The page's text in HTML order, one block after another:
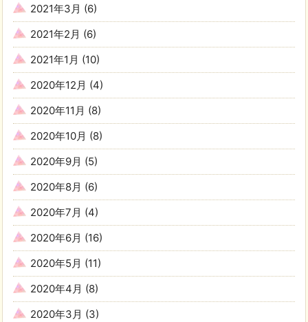
2021年3月 (6)
2021年2月 (6)
2021年1月 (10)
2020年12月 (4)
2020年11月 (8)
2020年10月 (8)
2020年9月 (5)
2020年8月 (6)
2020年7月 (4)
2020年6月 (16)
2020年5月 (11)
2020年4月 (8)
2020年3月 (3)